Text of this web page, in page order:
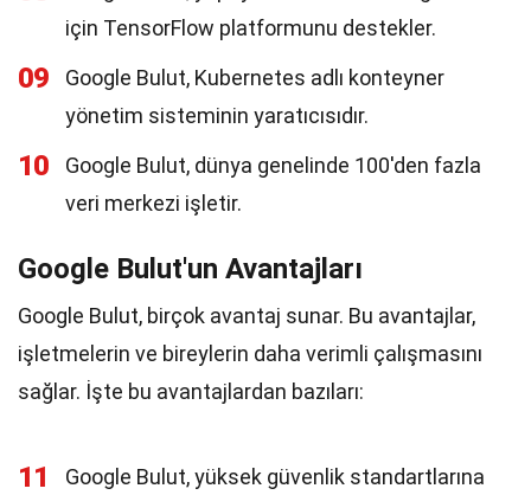
için TensorFlow platformunu destekler.
09
Google Bulut, Kubernetes adlı konteyner
yönetim sisteminin yaratıcısıdır.
10
Google Bulut, dünya genelinde 100'den fazla
veri merkezi işletir.
Google Bulut'un Avantajları
Google Bulut, birçok avantaj sunar. Bu avantajlar,
işletmelerin ve bireylerin daha verimli çalışmasını
sağlar. İşte bu avantajlardan bazıları:
11 Google Bulut, yüksek güvenlik standartlarına